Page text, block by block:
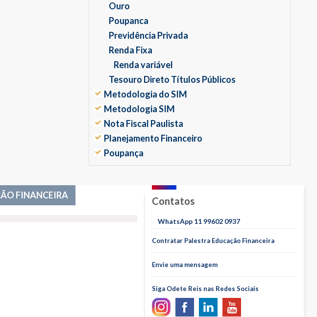
Ouro
Poupanca
Previdência Privada
Renda Fixa
Renda variável
Tesouro Direto Títulos Públicos
Metodologia do SIM
Metodologia SIM
Nota Fiscal Paulista
Planejamento Financeiro
Poupança
FINANCEIRA Contatos
WhatsApp 11 99602 0937
Contratar Palestra Educação Financeira
Envie uma mensagem
Siga Odete Reis nas Redes Sociais